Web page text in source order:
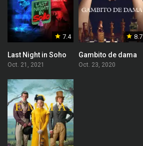
7.4
Last Night in Soho
Oct. 21, 2021
8.7
Gambito de dama
Oct. 23, 2020